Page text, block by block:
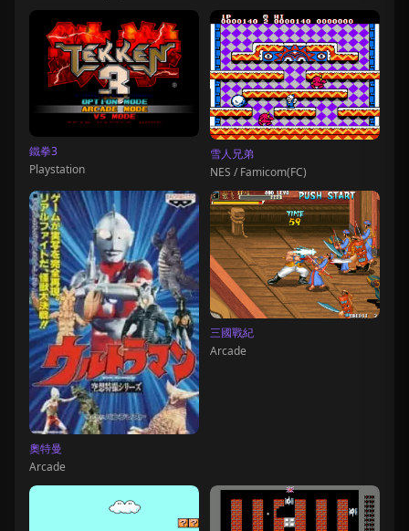
鐵拳3
Playstation
雪人兄弟
NES / Famicom(FC)
奧特曼
Arcade
三國戰紀
Arcade